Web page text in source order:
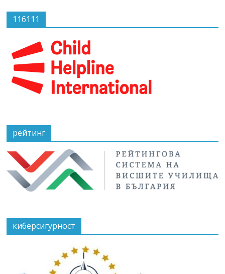
116111
рейтинг
киберсигурност